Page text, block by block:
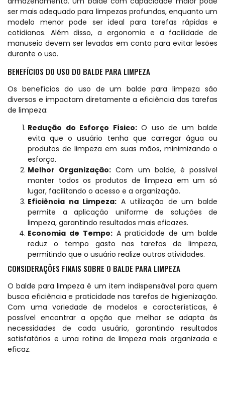
ser mais adequado para limpezas profundas, enquanto um
modelo menor pode ser ideal para tarefas rápidas e
cotidianas. Além disso, a ergonomia e a facilidade de
manuseio devem ser levadas em conta para evitar lesões
durante o uso.
BENEFÍCIOS DO USO DO BALDE PARA LIMPEZA
Os benefícios do uso de um balde para limpeza são
diversos e impactam diretamente a eficiência das tarefas
de limpeza:
Redução do Esforço Físico:O uso de um balde
evita que o usuário tenha que carregar água ou
produtos de limpeza em suas mãos, minimizando o
esforço.
Melhor Organização: Com um balde, é possível
manter todos os produtos de limpeza em um só
lugar, facilitando o acesso e a organização.
Eficiência na Limpeza: A utilização de um balde
permite a aplicação uniforme de soluções de
limpeza, garantindo resultados mais eficazes.
Economia de Tempo:A praticidade de um balde
reduz o tempo gasto nas tarefas de limpeza,
permitindo que o usuário realize outras atividades.
CONSIDERAÇÕES FINAIS SOBRE O BALDE PARA LIMPEZA
O balde para limpeza é um item indispensável para quem
busca eficiência e praticidade nas tarefas de higienização.
Com uma variedade de modelos e características, é
possível encontrar a opção que melhor se adapta às
necessidades de cada usuário, garantindo resultados
satisfatórios e uma rotina de limpeza mais organizada e
eficaz.